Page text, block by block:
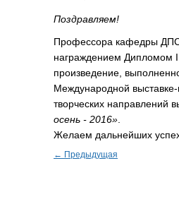
Поздравляем!
Профессора кафедры
награждением Дипломом
произведение,
Международной
творческих направлений
осень - 2016»
Желаем дальнейших
← Предыдущая